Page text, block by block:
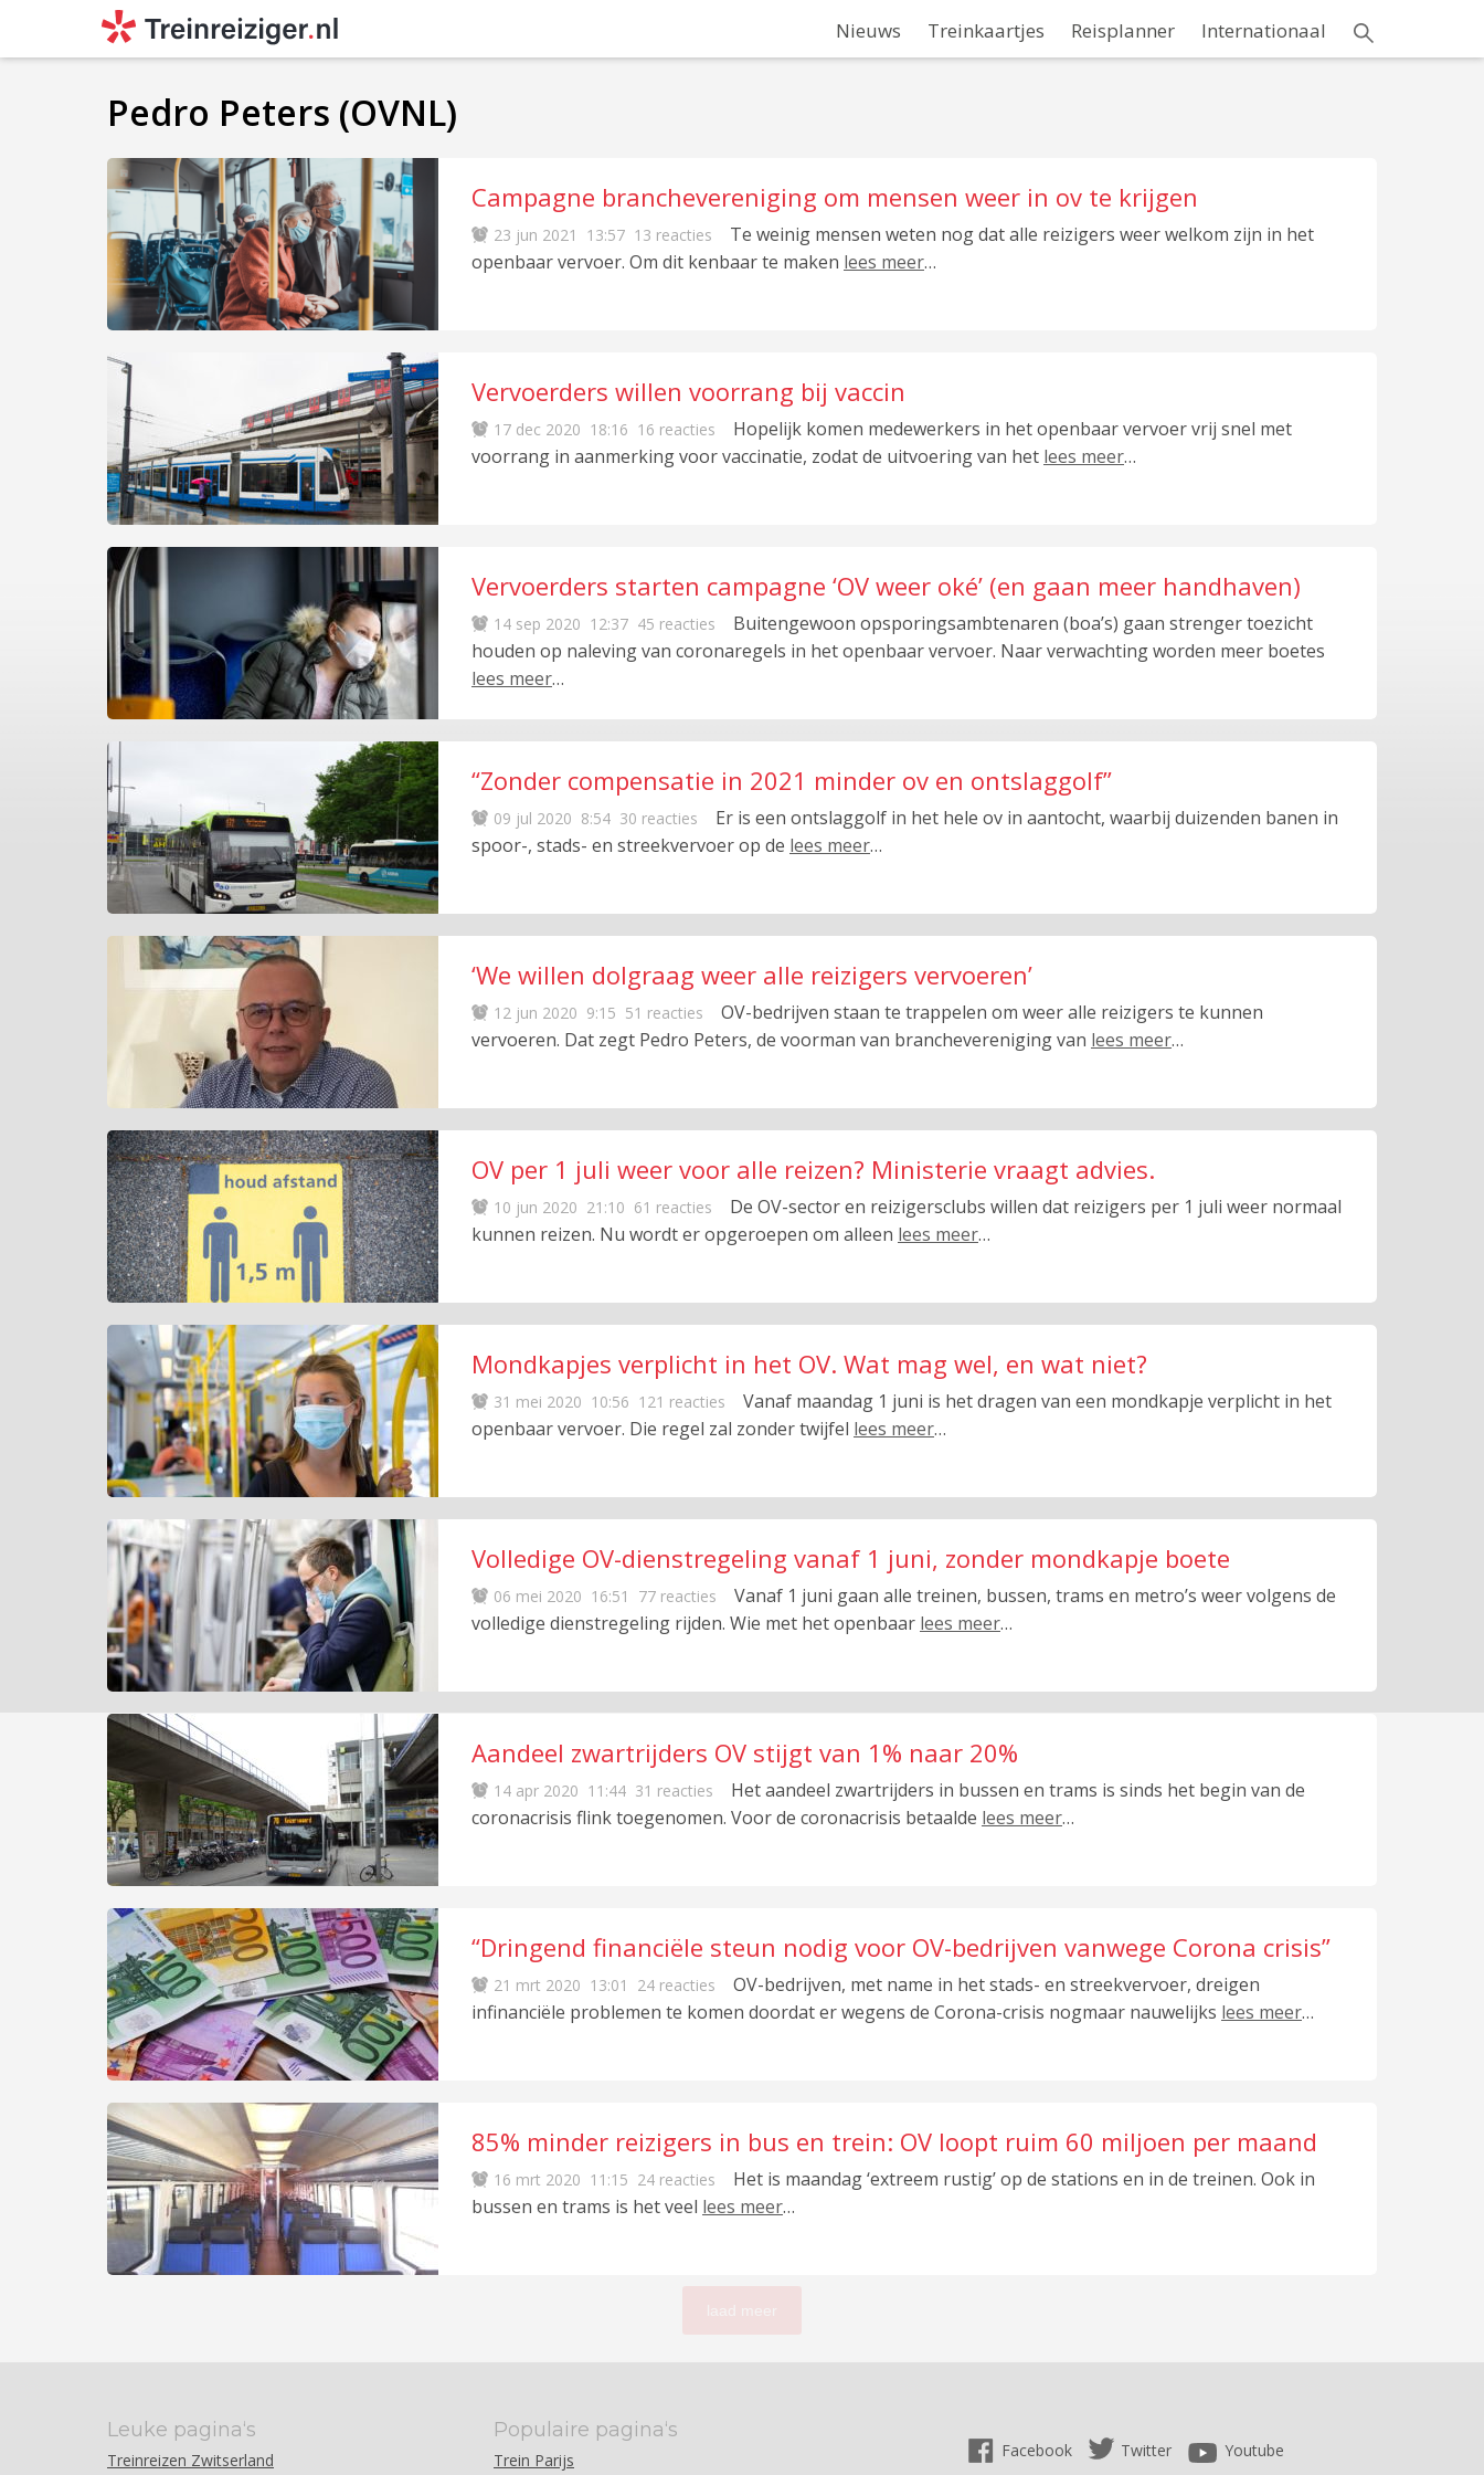
Nieuws Treinkaartjes Reisplanner Internationaal
Pedro Peters (OVNL)
Campagne branchevereniging om mensen weer in ov te krijgen
23 jun 2021 13:57 13 reacties
Te weinig mensen weten nog dat alle reizigers weer welkom zijn in het
openbaar vervoer. Om dit kenbaar te maken lees meer…
Vervoerders willen voorrang bij vaccin
17 dec 2020 18:16 16 reacties
Hopelijk komen medewerkers in het openbaar vervoer vrij snel met
voorrang in aanmerking voor vaccinatie, zodat de uitvoering van het lees meer…
Vervoerders starten campagne ‘OV weer oké’ (en gaan meer handhaven)
14 sep 2020 12:37 45 reacties
Buitengewoon opsporingsambtenaren (boa’s) gaan strenger toezicht
houden op naleving van coronaregels in het openbaar vervoer. Naar verwachting worden meer boetes
lees meer…
“Zonder compensatie in 2021 minder ov en ontslaggolf”
09 jul 2020 8:54 30 reacties
Er is een ontslaggolf in het hele ov in aantocht, waarbij duizenden banen in
spoor-, stads- en streekvervoer op de lees meer…
‘We willen dolgraag weer alle reizigers vervoeren’
12 jun 2020 9:15 51 reacties
OV-bedrijven staan te trappelen om weer alle reizigers te kunnen
vervoeren. Dat zegt Pedro Peters, de voorman van branchevereniging van lees meer…
OV per 1 juli weer voor alle reizen? Ministerie vraagt advies.
10 jun 2020 21:10 61 reacties
De OV-sector en reizigersclubs willen dat reizigers per 1 juli weer normaal
kunnen reizen. Nu wordt er opgeroepen om alleen lees meer…
Mondkapjes verplicht in het OV. Wat mag wel, en wat niet?
31 mei 2020 10:56 121 reacties
Vanaf maandag 1 juni is het dragen van een mondkapje verplicht in het
openbaar vervoer. Die regel zal zonder twijfel lees meer…
Volledige OV-dienstregeling vanaf 1 juni, zonder mondkapje boete
06 mei 2020 16:51 77 reacties
Vanaf 1 juni gaan alle treinen, bussen, trams en metro’s weer volgens de
volledige dienstregeling rijden. Wie met het openbaar lees meer…
Aandeel zwartrijders OV stijgt van 1% naar 20%
14 apr 2020 11:44 31 reacties
Het aandeel zwartrijders in bussen en trams is sinds het begin van de
coronacrisis flink toegenomen. Voor de coronacrisis betaalde lees meer…
“Dringend financiële steun nodig voor OV-bedrijven vanwege Corona crisis”
21 mrt 2020 13:01 24 reacties
OV-bedrijven, met name in het stads- en streekvervoer, dreigen
infinanciële problemen te komen doordat er wegens de Corona-crisis nogmaar nauwelijks lees meer…
85% minder reizigers in bus en trein: OV loopt ruim 60 miljoen per maand
mis16 mrt 2020 11:15 24 reacties
Het is maandag ‘extreem rustig’ op de stations en in de treinen. Ook in
bussen en trams is het veel lees meer…
Leuke pagina‘s
Treinreizen Zwitserland
Populaire pagina‘s
Trein Parijs
Facebook Twitter Youtube